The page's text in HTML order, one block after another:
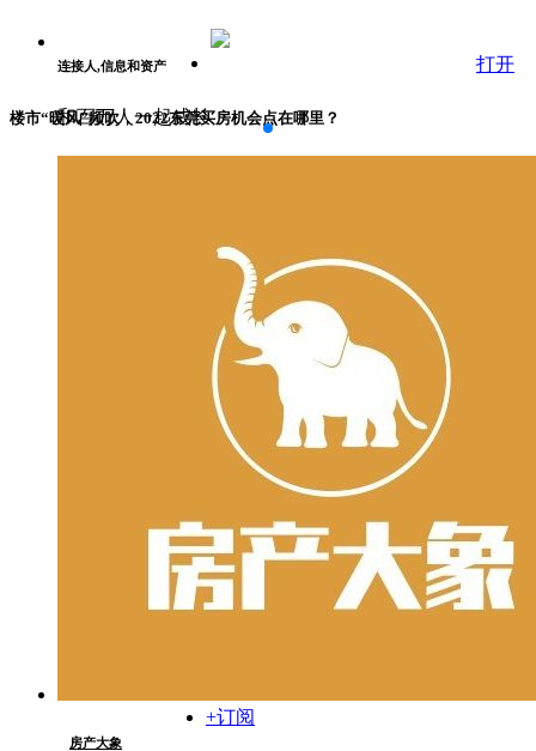
连接人,信息和资产
和百万人一起成长
打开
楼市“暖风”频吹，2022东莞买房机会点在哪里？
房产大象
+订阅